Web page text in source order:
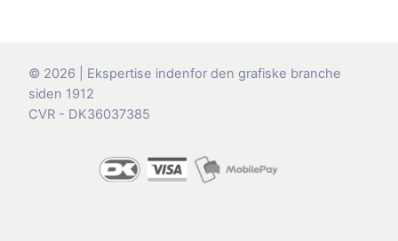
© 2026 | Ekspertise indenfor den grafiske branche
siden 1912
CVR - DK36037385